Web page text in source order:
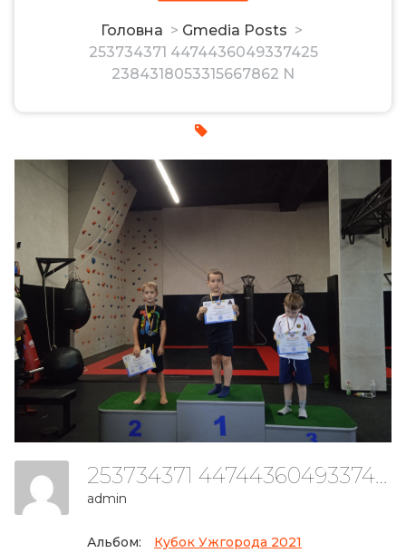
Головна > Gmedia Posts >
253734371 4474436049337425
2384318053315667862 N
admin 16, Лис, 2021
253734371 4474436049337425 2384318053315667862 N
admin
Альбом: Кубок Ужгорода 2021